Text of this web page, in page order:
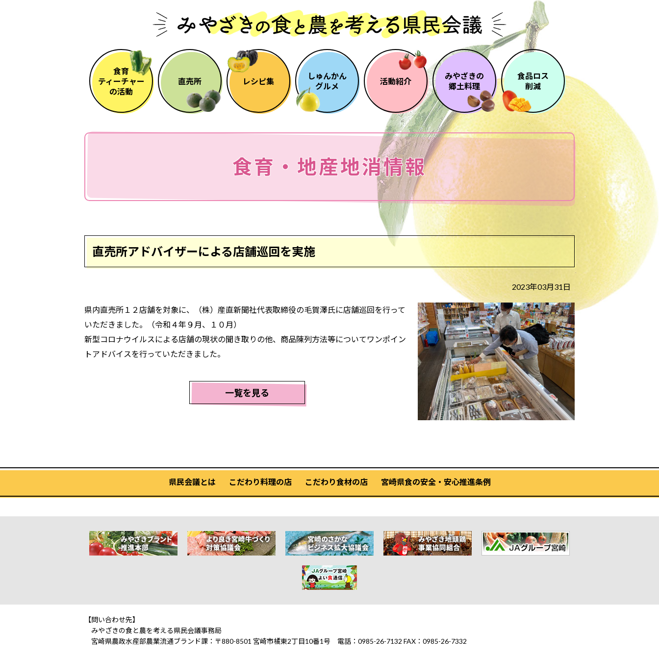
食育
ティーチャー
の活動
直売所 レシピ集
しゅんかん
グルメ
活動紹介
みやざきの
郷土料理
食品ロス
削減
食育・地産地消情報
直売所アドバイザーによる店舗巡回を実施
2023年03月31日
県内直売所１２店舗を対象に、（株）産直新聞社代表取締役の毛賀澤氏に店舗巡回を行って
いただきました。（令和４年９月、１０月）
新型コロナウイルスによる店舗の現状の聞き取りの他、商品陳列方法等についてワンポイン
トアドバイスを行っていただきました。
一覧を見る
県民会議とは こだわり料理の店 こだわり食材の店 宮崎県食の安全・安心推進条例
【問い合わせ先】
みやざきの食と農を考える県民会議事務局
宮崎県農政水産部農業流通ブランド課：〒880-8501 宮崎市橘東2丁目10番1号 電話：0985-26-7132 FAX：0985-26-7332